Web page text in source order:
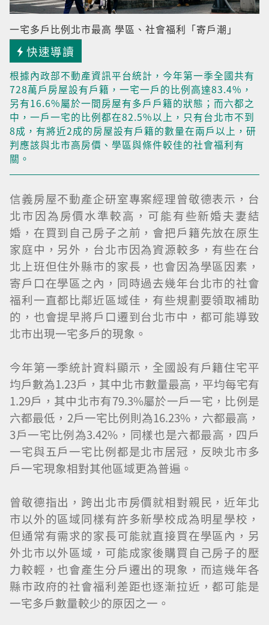
一宅多戶比例北市最高 學區、社會福利「寄戶潮」
快速導讀
根據內政部不動產資訊平台統計，今年第一季全國共有
728萬戶房屋設有戶籍，一宅一戶的比例高達83.4%，
另有16.6%屬於一間房屋有多戶戶籍的狀態；而六都之
中，一戶一宅的比例都在82.5%以上，只有台北市不到
8成，有將近2成的房屋設有戶籍的數量在兩戶以上，研
判應該與北市高房價、學區與條件較佳的社會福利有
關。
信義房屋不動產企研室專案經理曾敬德表示，台
北市因為房價水準較高，可能有些新婚夫妻結
婚，在買到自己房子之前，會把戶籍先放在原生
家庭中，另外，台北市因為資源較多，有些在台
北上班但住外縣市的家長，也會因為學區因素，
寄戶口在學區之內，同時過去幾年台北市的社會
福利一直都比鄰近區域佳，有些規劃要領取補助
的，也會提早將戶口遷到台北市中，都可能導致
北市出現一宅多戶的現象。
今年第一季統計資料顯示，全國設有戶籍住宅平
均戶數為1.23戶，其中北市數量最高，平均每宅有
1.29戶，其中北市有79.3%屬於一戶一宅，比例是
六都最低，2戶一宅比例則為16.23%，六都最高，
3戶一宅比例為3.42%，同樣也是六都最高，四戶
一宅與五戶一宅比例都是北市居冠，反映北市多
戶一宅現象相對其他區域更為普遍。
曾敬德指出，跨出北市房價就相對親民，近年北
市以外的區域同樣有許多新學校成為明星學校，
但通常有需求的家長可能就直接買在學區內，另
外北市以外區域，可能成家後購買自己房子的壓
力較輕，也會產生分戶遷出的現象，而這幾年各
縣市政府的社會福利差距也逐漸拉近，都可能是
一宅多戶數量較少的原因之一。